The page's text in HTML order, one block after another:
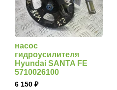
насос
гидроусилителя
Hyundai SANTA FE
5710026100
6 150